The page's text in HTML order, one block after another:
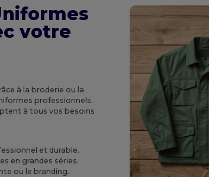
votre
à la broderie ou la
professionnels.
à tous vos besoins
et durable.
en grandes séries.
ou le branding.